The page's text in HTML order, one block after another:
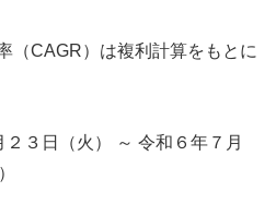
CAGR）は複利計算をもとに
３日（火） ～ 令和６年７月